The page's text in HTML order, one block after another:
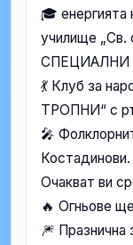
🎓
училище „Св.
СПЕЦИАЛНИ
💃 Клуб за
ТРОПНИ“ с
🎤
Костадинови.
Очакват ви
🔥 Огньове
🎆 Празнична